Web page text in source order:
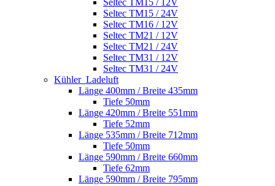
Seltec TM15 / 12V
Seltec TM15 / 24V
Seltec TM16 / 12V
Seltec TM21 / 12V
Seltec TM21 / 24V
Seltec TM31 / 12V
Seltec TM31 / 24V
Kühler_Ladeluft
Länge 400mm / Breite 435mm
Tiefe 50mm
Länge 420mm / Breite 551mm
Tiefe 52mm
Länge 535mm / Breite 712mm
Tiefe 50mm
Länge 590mm / Breite 660mm
Tiefe 62mm
Länge 590mm / Breite 795mm